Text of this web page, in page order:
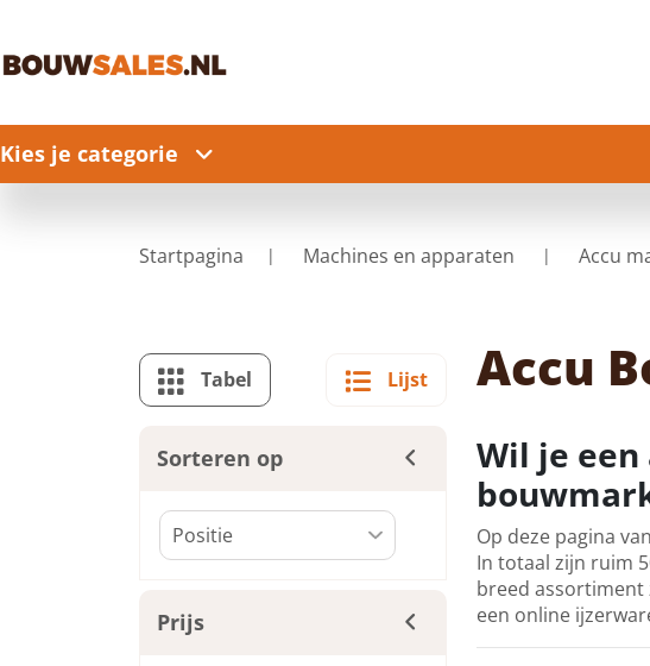
Kies je categorie
Startpagina Machines en apparaten Accu
Tabel Lijst
Sorteren op
Prijs
Accu
Wil je
Op deze pagina
In totaal zijn ruim
breed assortiment
een online